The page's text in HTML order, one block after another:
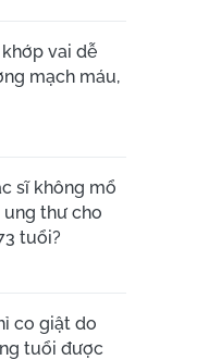
vai dễ
mạch máu,
sĩ không mổ
thư cho
tuổi?
co giật do
tuổi được